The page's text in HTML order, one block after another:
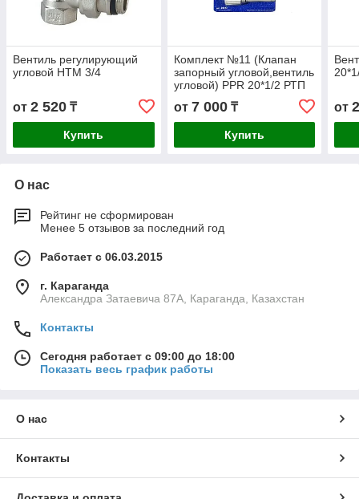
Вентиль регулирующий
угловой HTM 3/4
от 2 520 ₸
Купить
Комплект №11 (Клапан
запорный угловой,вентиль
угловой) PPR 20*1/2 РТП
от 7 000₸
Купить
от
О нас
Рейтинг не сформирован
Менее 5 отзывов за последний год
Работает с 06.03.2015
г. Караганда
Александра Затаевича 87А, Караганда, Казахстан
Контакты
Сегодня работает с 09:00 до 18:00
Показать весь график работы
О нас
Контакты